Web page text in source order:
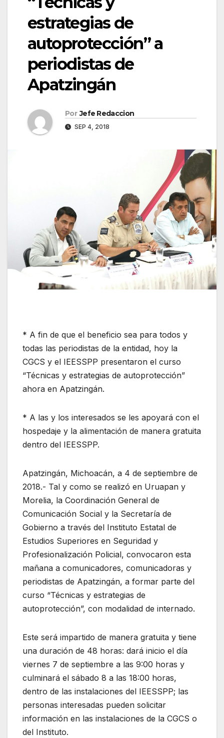
estrategias de
autoprotección” a
periodistas de
Apatzingán
Por Jefe Redaccion
SEP 4, 2018
* A fin de que el beneficio sea para todos y
todas las periodistas de la entidad, hoy la
CGCS y el IEESSPP presentaron el curso
“Técnicas y estrategias de autoprotección”
ahora en Apatzingán.
* A las y los interesados se les apoyará con el
hospedaje y la alimentación de manera gratuita
dentro del IEESSPP.
Apatzingán, Michoacán, a 4 de septiembre de
2018.- Tal y como se realizó en Uruapan y
Morelia, la Coordinación General de
Comunicación Social y la Secretaría de
Gobierno a través del Instituto Estatal de
Estudios Superiores en Seguridad y
Profesionalización Policial, convocaron esta
mañana a comunicadores, comunicadoras y
periodistas de Apatzingán, a formar parte del
curso “Técnicas y estrategias de
autoprotección”, con modalidad de internado.
Este será impartido de manera gratuita y tiene
una duración de 48 horas: dará inicio el día
viernes 7 de septiembre a las 9:00 horas y
culminará el sábado 8 a las 18:00 horas,
dentro de las instalaciones del IEESSPP; las
personas interesadas pueden solicitar
información en las instalaciones de la CGCS o
del Instituto.